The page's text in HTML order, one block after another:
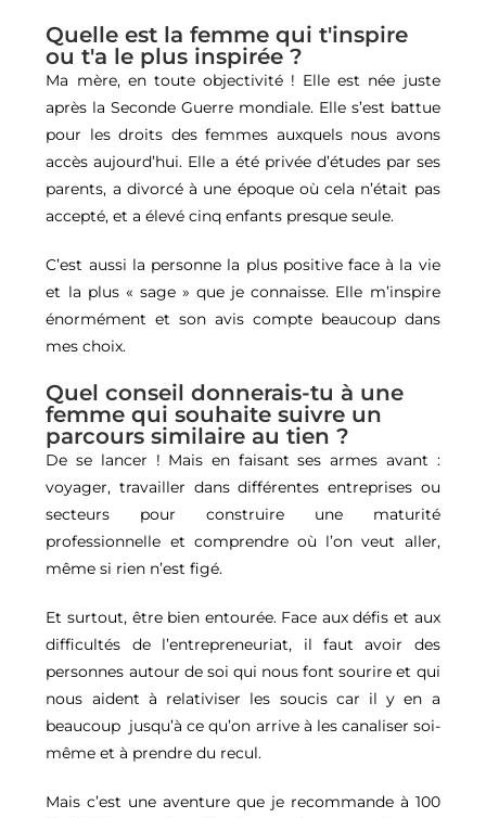
Quelle est la femme qui t'inspire
ou t'a le plus inspirée ?
Ma mère, en toute objectivité ! Elle est née juste
après la Seconde Guerre mondiale. Elle s’est battue
pour les droits des femmes auxquels nous avons
accès aujourd’hui. Elle a été privée d’études par ses
parents, a divorcé à une époque où cela n’était pas
accepté, et a élevé cinq enfants presque seule.
C’est aussi la personne la plus positive face à la vie
et la plus « sage » que je connaisse. Elle m’inspire
énormément et son avis compte beaucoup dans
mes choix.
Quel conseil donnerais-tu à une
femme qui souhaite suivre un
parcours similaire au tien ?
De se lancer ! Mais en faisant ses armes avant :
voyager, travailler dans différentes entreprises ou
secteurs pour construire une maturité
professionnelle et comprendre où l’on veut aller,
même si rien n’est figé.
Et surtout, être bien entourée. Face aux défis et aux
difficultés de l’entrepreneuriat, il faut avoir des
personnes autour de soi qui nous font sourire et qui
nous aident à relativiser les soucis car il y en a
beaucoup jusqu’à ce qu’on arrive à les canaliser soi-
même et à prendre du recul.
Mais c’est une aventure que je recommande à 100